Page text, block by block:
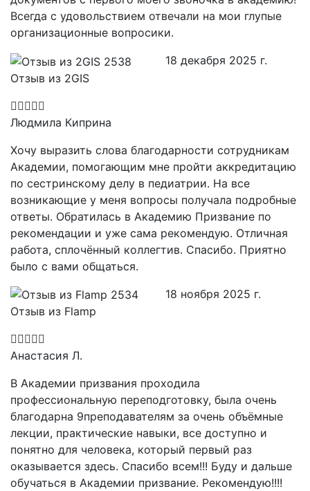
Всегда с удовольствием отвечали на мои глупые
организационные вопросики.
Отзыв из 2GIS
18 декабря 2025 г.
Людмила Киприна
Хочу выразить слова благодарности сотрудникам
Академии, помогающим мне пройти аккредитацию
по сестринскому делу в педиатрии. На все
возникающие у меня вопросы получала подробные
ответы. Обратилась в Академию Призвание по
рекомендации и уже сама рекомендую. Отличная
работа, сплочённый коллегтив. Спасибо. Приятно
было с вами общаться.
Отзыв из Flamp
18 ноября 2025 г.
Анастасия Л.
В Академии призвания проходила
профессиональную переподготовку, была очень
благодарна 9преподавателям за очень объёмные
лекции, практические навыки, все доступно и
понятно для человека, который первый раз
оказывается здесь. Спасибо всем!!! Буду и дальше
обучаться в Академии призвание. Рекомендую!!!!